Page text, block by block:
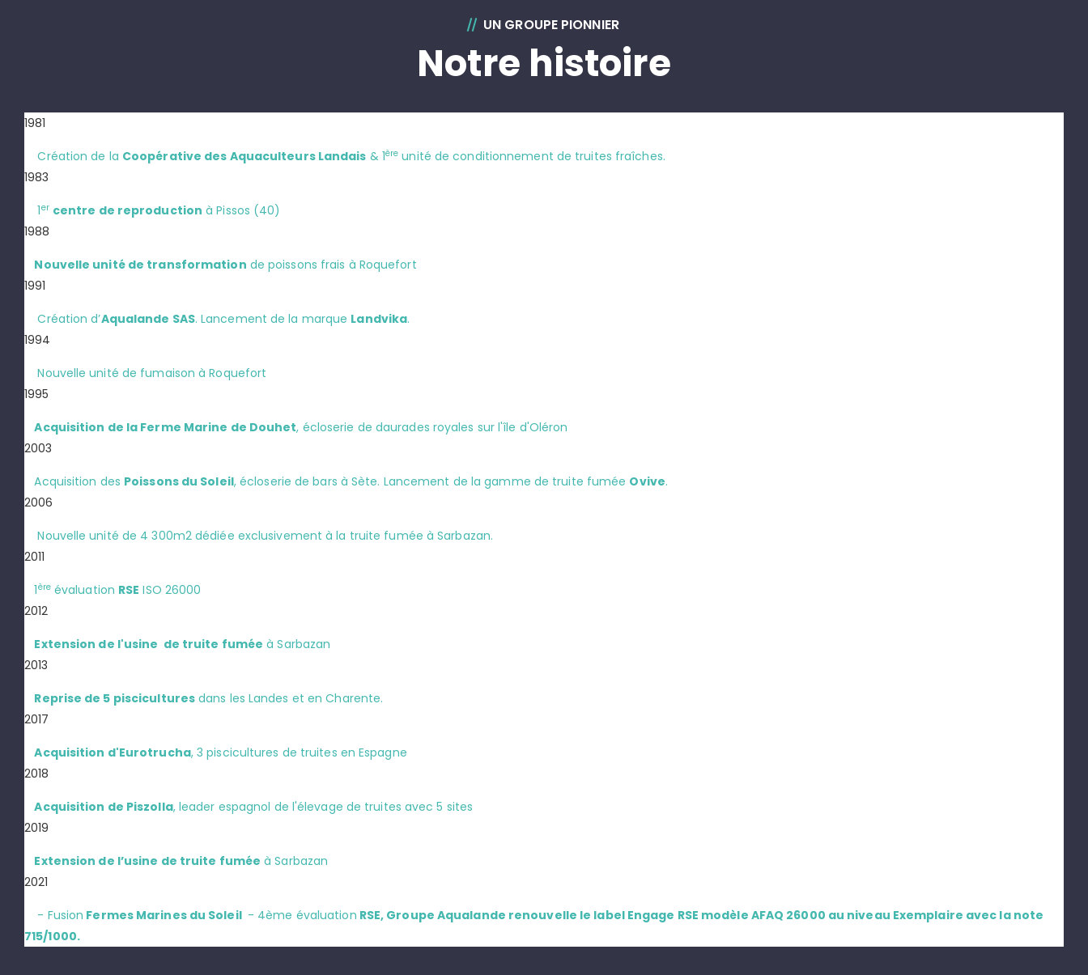
UN GROUPE PIONNIER
Notre histoire
1981
Création de la Coopérative des Aquaculteurs Landais & 1ère unité de conditionnement de truites fraîches.
1983
1er centre de reproduction à Pissos (40)
1988
Nouvelle unité de transformation de poissons frais à Roquefort
1991
Création d’Aqualande SAS. Lancement de la marque Landvika.
1994
Nouvelle unité de fumaison à Roquefort
1995
Acquisition de la Ferme Marine de Douhet, écloserie de daurades royales sur l'île d'Oléron
2003
Acquisition des Poissons du Soleil, écloserie de bars à Sète. Lancement de la gamme de truite fumée Ovive.
2006
Nouvelle unité de 4 300m2 dédiée exclusivement à la truite fumée à Sarbazan.
2011
1èreévaluation RSE ISO 26000
2012
Extension de l'usine de truite fumée à Sarbazan
2013
Reprise de 5 piscicultures dans les Landes et en Charente.
2017
Acquisition d'Eurotrucha, 3 piscicultures de truites en Espagne
2018
Acquisition de Piszolla, leader espagnol de l'élevage de truites avec 5 sites
2019
Extension de l’usine de truite fumée à Sarbazan
2021
- Fusion Fermes Marines du Soleil - 4ème évaluation RSE, Groupe Aqualande renouvelle le label Engage RSE modèle AFAQ 26000 au niveau Exemplaire avec la note
715/1000.